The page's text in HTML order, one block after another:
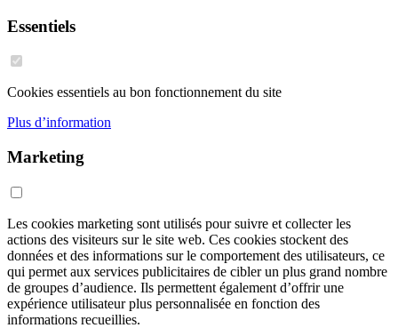
Essentiels
Cookies essentiels au bon fonctionnement du site
Plus d’information
Marketing
Les cookies marketing sont utilisés pour suivre et collecter les
actions des visiteurs sur le site web. Ces cookies stockent des
données et des informations sur le comportement des utilisateurs, ce
qui permet aux services publicitaires de cibler un plus grand nombre
de groupes d’audience. Ils permettent également d’offrir une
expérience utilisateur plus personnalisée en fonction des
informations recueillies.